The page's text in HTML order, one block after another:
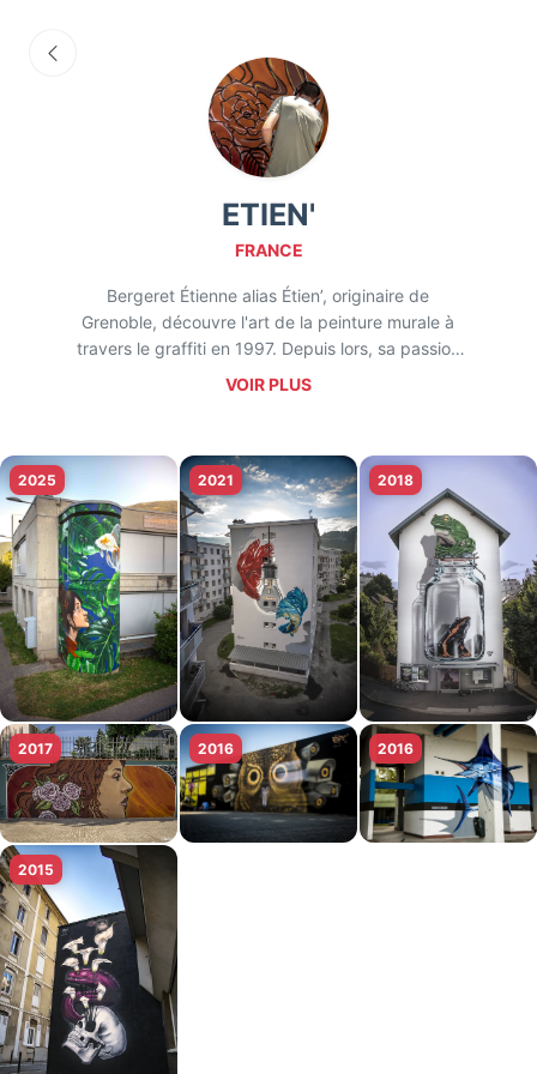
ETIEN'
FRANCE
Bergeret Étienne alias Étien’, originaire de
Grenoble, découvre l'art de la peinture murale à
travers le graffiti en 1997. Depuis lors, sa passion
pour la peinture ne cesse de croître, et en 2005, il
rigueur dans son travail qui se reflète dans ses
réalisations artistiques variées.
Installé à Mens, dans le Trièves, Étien’ est un
artiste polyvalent qui s'exprime aussi bien en
extérieur, sur des échafaudages, que sur toile.
Son approche artistique se tourne vers une
représentation réaliste de la nature, explorant les
formes, les couleurs et les textures infinies que
celle-ci offre. Son parcours autodidacte, combiné
à son expérience en tant que peintre en lettres, lui
confère une solide technique et un souci du détail.
VOIR PLUS
2025 2021 2018
2017 2016 2016
2015